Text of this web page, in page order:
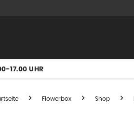
17.00 UHR
Flowerbox Shop